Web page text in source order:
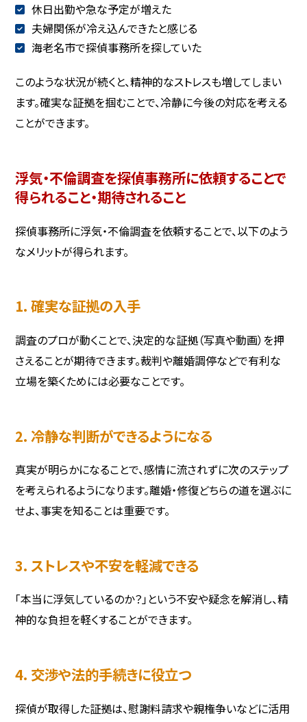
休日出勤や急な予定が増えた
夫婦関係が冷え込んできたと感じる
海老名市で探偵事務所を探していた
このような状況が続くと、精神的なストレスも増してしまい
ます。確実な証拠を掴むことで、冷静に今後の対応を考える
ことができます。
浮気・不倫調査を探偵事務所に依頼することで
得られること・期待されること
探偵事務所に浮気・不倫調査を依頼することで、以下のよう
なメリットが得られます。
1. 確実な証拠の入手
調査のプロが動くことで、決定的な証拠（写真や動画）を押
さえることが期待できます。裁判や離婚調停などで有利な
立場を築くためには必要なことです。
2. 冷静な判断ができるようになる
真実が明らかになることで、感情に流されずに次のステップ
を考えられるようになります。離婚・修復どちらの道を選ぶに
せよ、事実を知ることは重要です。
3. ストレスや不安を軽減できる
「本当に浮気しているのか？」という不安や疑念を解消し、精
神的な負担を軽くすることができます。
4. 交渉や法的手続きに役立つ
探偵が取得した証拠は、慰謝料請求や親権争いなどに活用